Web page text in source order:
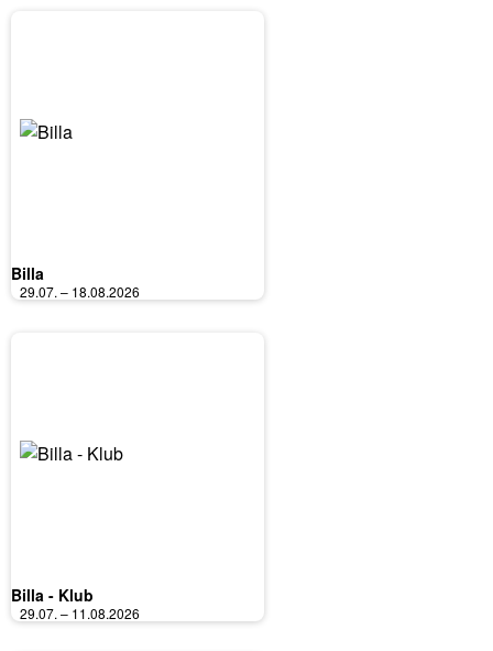
Billa
29.07. – 18.08.2026
Billa - Klub
29.07. – 11.08.2026